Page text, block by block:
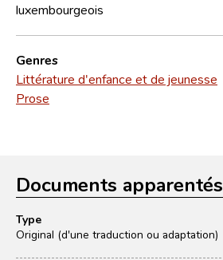
luxembourgeois
Genres
Littérature d'enfance et de jeunesse
Prose
Documents apparentés
Type
Original (d'une traduction ou adaptation)